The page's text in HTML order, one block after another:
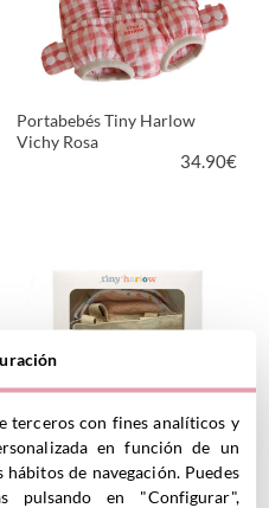
Portabebés Tiny Harlow
Vichy Rosa
34.90€
Juego de Baño para Muñecos
Tiny Harlow
terceros con fines analíticos y
en función de un
de navegación. Puedes
pulsando en "Configurar",